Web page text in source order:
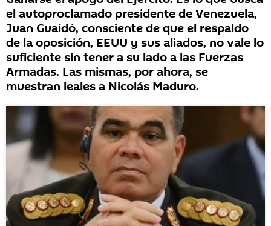
el autoproclamado presidente de Venezuela,
Juan Guaidó, consciente de que el respaldo
de la oposición, EEUU y sus aliados, no vale lo
suficiente sin tener a su lado a las Fuerzas
Armadas. Las mismas, por ahora, se
muestran leales a Nicolás Maduro.